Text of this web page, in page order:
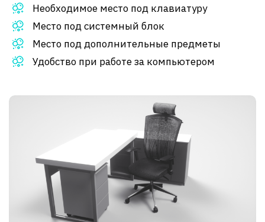
Необходимое место под клавиатуру
Место под системный блок
Место под дополнительные предметы
Удобство при работе за компьютером